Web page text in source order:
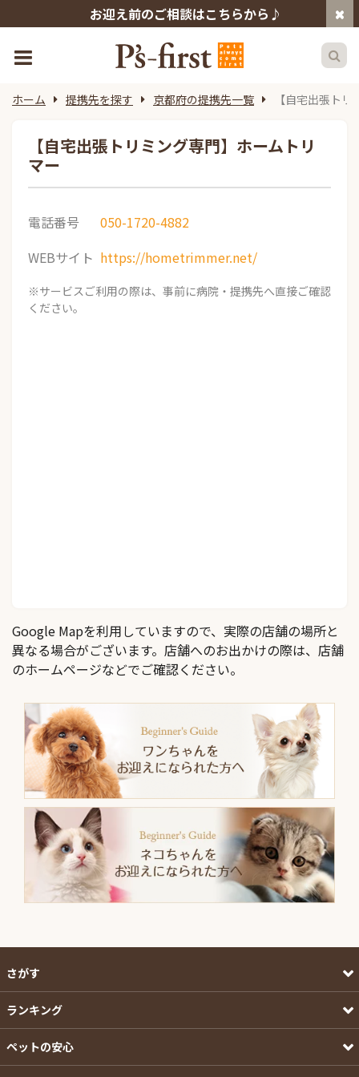
お迎え前のご相談はこちらから♪
ホーム 提携先を探す 京都府の提携先一覧 【自宅出張ト
【自宅出張トリミング専門】ホームトリ
マー
電話番号
050-1720-4882
WEBサイト https://hometrimmer.net/
※サービスご利用の際は、事前に病院・提携先へ直接ご確認
ください。
Google Mapを利用していますので、実際の店舗の場所と
異なる場合がございます。店舗へのお出かけの際は、店舗
のホームページなどでご確認ください。
さがす
ランキング
ペットの安心